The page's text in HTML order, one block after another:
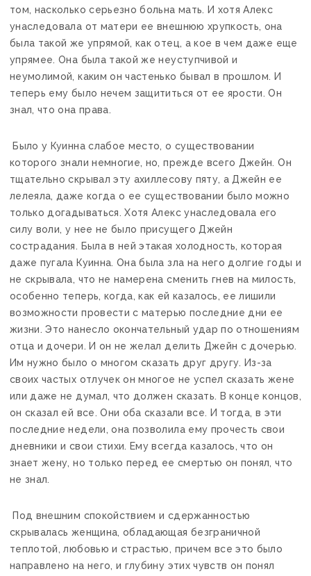
том, насколько серьезно больна мать. И хотя Алекс
унаследовала от матери ее внешнюю хрупкость, она
была такой же упрямой, как отец, а кое в чем даже еще
упрямее. Она была такой же неуступчивой и
неумолимой, каким он частенько бывал в прошлом. И
теперь ему было нечем защититься от ее ярости. Он
знал, что она права.
Было у Куинна слабое место, о существовании
которого знали немногие, но, прежде всего Джейн. Он
тщательно скрывал эту ахиллесову пяту, а Джейн ее
лелеяла, даже когда о ее существовании было можно
только догадываться. Хотя Алекс унаследовала его
силу воли, у нее не было присущего Джейн
сострадания. Была в ней этакая холодность, которая
даже пугала Куинна. Она была зла на него долгие годы и
не скрывала, что не намерена сменить гнев на милость,
особенно теперь, когда, как ей казалось, ее лишили
возможности провести с матерью последние дни ее
жизни. Это нанесло окончательный удар по отношениям
отца и дочери. И он не желал делить Джейн с дочерью.
Им нужно было о многом сказать друг другу. Из-за
своих частых отлучек он многое не успел сказать жене
или даже не думал, что должен сказать. В конце концов,
он сказал ей все. Они оба сказали все. И тогда, в эти
последние недели, она позволила ему прочесть свои
дневники и свои стихи. Ему всегда казалось, что он
знает жену, но только перед ее смертью он понял, что
не знал.
Под внешним спокойствием и сдержанностью
скрывалась женщина, обладающая безграничной
теплотой, любовью и страстью, причем все это было
направлено на него, и глубину этих чувств он понял